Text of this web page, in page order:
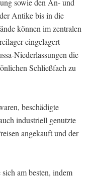
sowie den An- und
Antike bis in die
können im zentralen
eingelagert
Niederlassungen die
Schließfach zu
beschädigte
industriell genutzte
angekauft und der
am besten, indem